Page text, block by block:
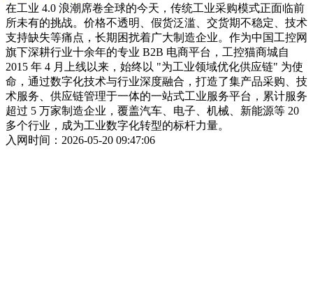
在工业 4.0 浪潮席卷全球的今天，传统工业采购模式正面临前
所未有的挑战。价格不透明、假货泛滥、交货期不稳定、技术
支持缺失等痛点，长期困扰着广大制造企业。作为中国工控网
旗下深耕行业十余年的专业 B2B 电商平台，工控猫商城自
2015 年 4 月上线以来，始终以 "为工业领域优化供应链" 为使
命，通过数字化技术与行业深度融合，打造了集产品采购、技
术服务、供应链管理于一体的一站式工业服务平台，累计服务
超过 5 万家制造企业，覆盖汽车、电子、机械、新能源等 20
多个行业，成为工业数字化转型的标杆力量。
入网时间：2026-05-20 09:47:06